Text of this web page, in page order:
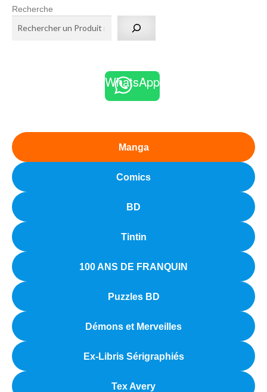
Recherche
WhatsApp
Manga
Comics
BD
Tintin
100 ANS DE FRANQUIN
Puzzles BD
Démons et Merveilles
Ex-Libris Sérigraphiés
Tex Avery